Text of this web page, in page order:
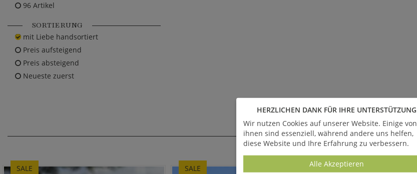
96 Artikel
SORTIERUNG
mit Liebe handsortiert
Preis aufsteigend
Preis absteigend
Neueste zuerst
AKTUELLE ANGEBOTE - SALE %
Alle anzeigen
SALE
SALE SALE
HERZLICHEN DANK FÜR IHRE UNTERSTÜTZUNG
Wir nutzen Cookies auf unserer Website. Einige von
ihnen sind essenziell, während andere uns helfen,
diese Website und Ihre Erfahrung zu verbessern.
Alle Akzeptieren